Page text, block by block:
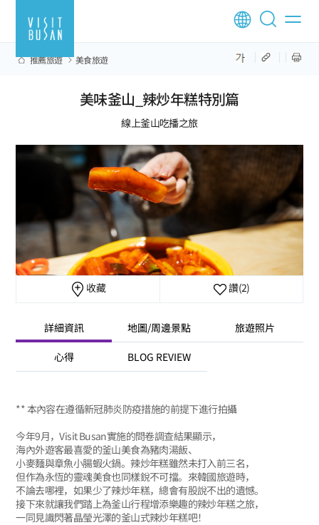
推薦旅遊 美食旅遊
美味釜山_辣炒年糕特別篇
線上釜山吃播之旅
收藏 讚(2)
詳細資訊 地圖/周邊景點 旅遊照片
心得 BLOG REVIEW
** 本內容在遵循新冠肺炎防疫措施的前提下進行拍攝
今年9月，Visit Busan實施的問卷調查結果顯示，
海內外遊客最喜愛的釜山美食為豬肉湯飯、
小麥麵與章魚小腸蝦火鍋。辣炒年糕雖然未打入前三名，
但作為永恆的靈魂美食也同樣銳不可擋。來韓國旅遊時，
不論去哪裡，如果少了辣炒年糕，總會有股說不出的遺憾。
接下來就讓我們踏上為釜山行程增添樂趣的辣炒年糕之旅，
一同見識閃著晶瑩光澤的釜山式辣炒年糕吧！